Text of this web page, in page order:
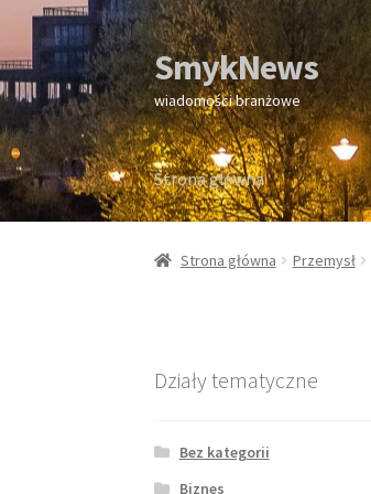
Przejdź
do
nawigacji
Przejdź
do
treści
SmykNews
wiadomości branżowe
Strona główna
Strona główna
Strona główna Przemysł
Działy tematyczne
Bez kategorii
Biznes